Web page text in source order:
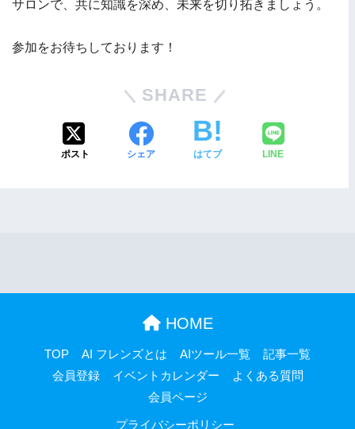
サロンで、共に知識を深め、未来を切り拓きましょう。
参加をお待ちしております！
SHARE
ポスト シェア はてブ LINE
HOME
TOP AI フレンズとは AIツール一覧
記事一覧
会員登録
イベントカレンダー
よくある質問
会員ページ
プライバシーポリシー